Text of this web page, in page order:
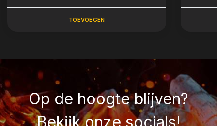
TOEVOEGEN
Op de hoogte blijven?
Bekijk onze socials!